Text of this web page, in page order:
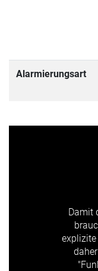
Alarmierungsart
Damit